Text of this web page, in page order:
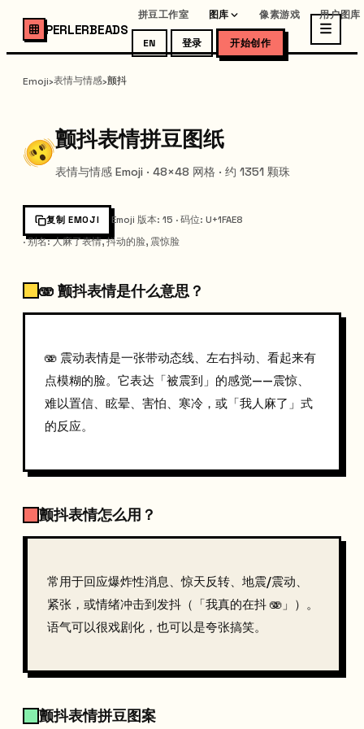
PERLERBEADS
拼豆工作室 图库 像素游戏 用户图库
EN 登录 开始创作
Emoji›表情与情感›颤抖
颤抖表情拼豆图纸
表情与情感 Emoji · 48×48 网格 · 约 1351 颗珠
复制 EMOJI Emoji 版本:15 ·码位: U+1FAE8
·别名:人麻了表情, 抖动的脸, 震惊脸
🫨 颤抖表情是什么意思？
🫨 震动表情是一张带动态线、左右抖动、看起来有
点模糊的脸。它表达「被震到」的感觉——震惊、
难以置信、眩晕、害怕、寒冷，或「我人麻了」式
的反应。
颤抖表情怎么用？
常用于回应爆炸性消息、惊天反转、地震/震动、
紧张，或情绪冲击到发抖（「我真的在抖 🫨」）。
语气可以很戏剧化，也可以是夸张搞笑。
颤抖表情拼豆图案